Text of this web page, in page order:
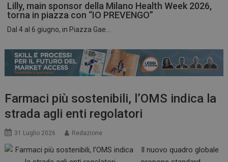
Lilly, main sponsor della Milano Health Week 2026,
torna in piazza con “IO PREVENGO”
Dal 4 al 6 giugno, in Piazza Gae...
Farmaci più sostenibili, l’OMS indica la
strada agli enti regolatori
31 Luglio 2026 Redazione
Il nuovo quadro globale
ARRAffinitySameSite
Microsoft Corporation
.www.dailyhealthindustry.it
Sessione